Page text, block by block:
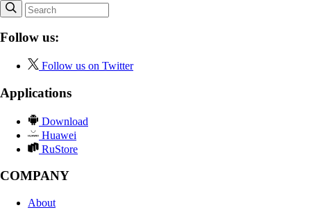
Follow us:
Follow us on Twitter
Applications
Download
Huawei
RuStore
COMPANY
About